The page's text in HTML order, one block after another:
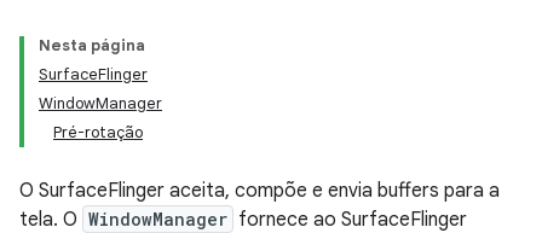
Nesta página
SurfaceFlinger
WindowManager
Pré-rotação
O SurfaceFlinger aceita, compõe e envia buffers para a
tela. O WindowManager fornece ao SurfaceFlinger